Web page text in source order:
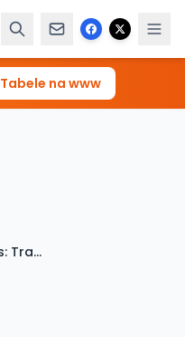
Tabele na www
FGIH Finals: Trapani - Taufers [TRANSMISJA, LIVE]